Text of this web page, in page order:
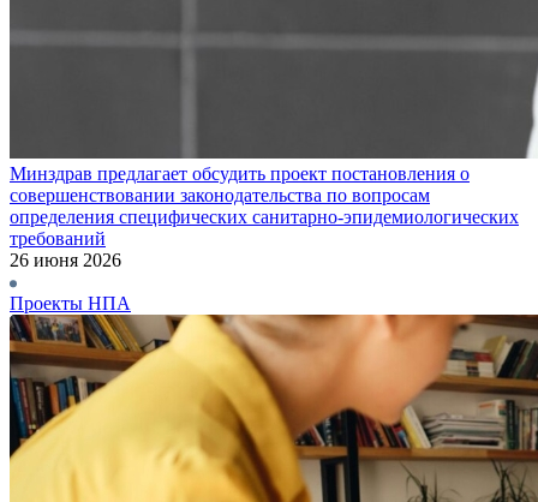
Минздрав предлагает обсудить проект постановления о
совершенствовании законодательства по вопросам
определения специфических санитарно-эпидемиологических
требований
26 июня 2026
Проекты НПА